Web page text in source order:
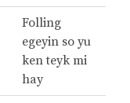
Folling
egeyin so yu
ken teyk mi
hay